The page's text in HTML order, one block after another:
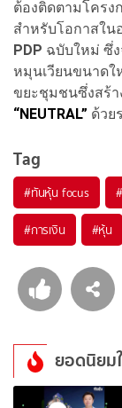
ต้องติดตามโครง
สำหรับโอกาสใน
PDP ฉบับใหม่ ซึ่ง
หมุนเวียนขนาดใ
ขยะชุมชนซึ่งสร้า
“NEUTRAL” ด้วย
Tag
#ทันหุ้น focus #
#การเงิน #หุ้น
ยอดนิยม